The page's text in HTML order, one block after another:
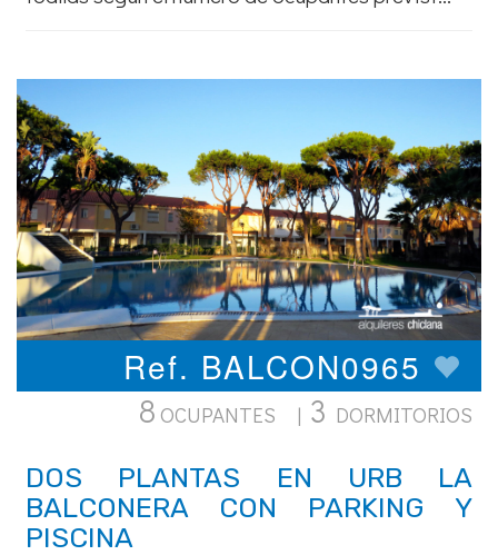
Ref. BALCON0965
8 OCUPANTES | 3 DORMITORIOS
DOS PLANTAS EN URB LA
BALCONERA CON PARKING Y
PISCINA